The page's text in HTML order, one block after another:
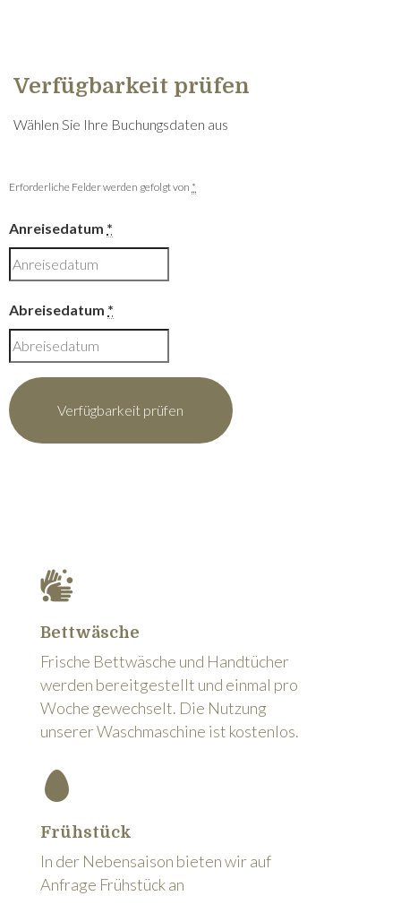
Verfügbarkeit prüfen
Wählen Sie Ihre Buchungsdaten aus
Erforderliche Felder werden gefolgt von *
Anreisedatum *
Abreisedatum *
Bettwäsche
Frische Bettwäsche und Handtücher
werden bereitgestellt und einmal pro
Woche gewechselt. Die Nutzung
unserer Waschmaschine ist kostenlos.
Frühstück
In der Nebensaison bieten wir auf